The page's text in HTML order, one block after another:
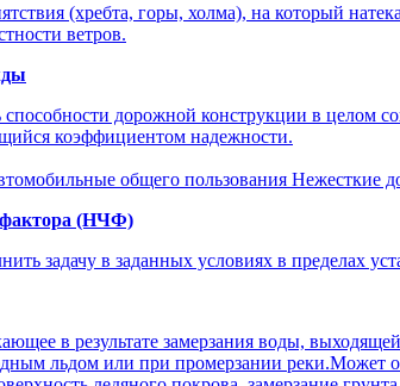
(хребта, горы, холма), на который
ветров.
дорожной конструкции в целом
коэффициентом надежности.
общего пользования Нежесткие
фактора (НЧФ)
задачу в заданных условиях в пределах
в результате замерзания воды,
льдом или при промерзании реки.Может